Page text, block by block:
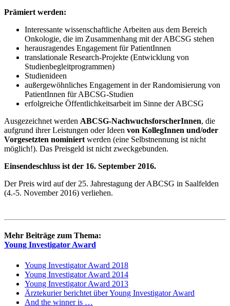
Prämiert werden:
Interessante wissenschaftliche Arbeiten aus dem Bereich
Onkologie, die im Zusammenhang mit der ABCSG stehen
herausragendes Engagement für PatientInnen
translationale Research-Projekte (Entwicklung von
Studienbegleitprogrammen)
Studienideen
außergewöhnliches Engagement in der Randomisierung von
PatientInnen für ABCSG-Studien
erfolgreiche Öffentlichkeitsarbeit im Sinne der ABCSG
Ausgezeichnet werden ABCSG-NachwuchsforscherInnen, die
aufgrund ihrer Leistungen oder Ideen von KollegInnen und/oder
Vorgesetzten nominiert werden (eine Selbstnennung ist nicht
möglich!). Das Preisgeld ist nicht zweckgebunden.
Einsendeschluss ist der 16. September 2016.
Der Preis wird auf der 25. Jahrestagung der ABCSG in Saalfelden
(4.-5. November 2016) verliehen.
Mehr Beiträge zum Thema:
Young Investigator Award
Young Investigator Award 2018
Young Investigator Award 2014
Young Investigator Award 2013
Ärztekurier berichtet über Young Investigator Award
And the winner is …